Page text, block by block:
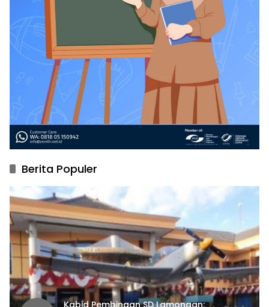
Berita Populer
Kabid Pembinaan SD Lamongan: